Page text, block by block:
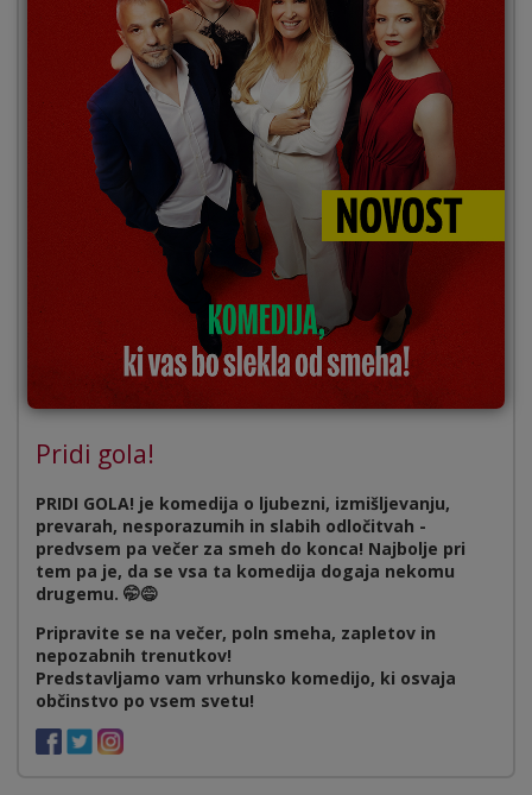
Pridi gola!
PRIDI GOLA! je komedija o ljubezni, izmišljevanju,
prevarah, nesporazumih in slabih odločitvah -
predvsem pa večer za smeh do konca! Najbolje pri
tem pa je, da se vsa ta komedija dogaja nekomu
drugemu. 🤭😅
Pripravite se na večer, poln smeha, zapletov in
nepozabnih trenutkov!
Predstavljamo vam vrhunsko komedijo, ki osvaja
občinstvo po vsem svetu!